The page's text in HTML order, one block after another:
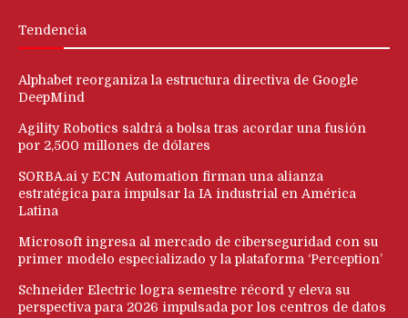
Tendencia
Alphabet reorganiza la estructura directiva de Google
DeepMind
Agility Robotics saldrá a bolsa tras acordar una fusión
por 2,500 millones de dólares
SORBA.ai y ECN Automation firman una alianza
estratégica para impulsar la IA industrial en América
Latina
Microsoft ingresa al mercado de ciberseguridad con su
primer modelo especializado y la plataforma ‘Perception’
Schneider Electric logra semestre récord y eleva su
perspectiva para 2026 impulsada por los centros de datos